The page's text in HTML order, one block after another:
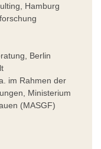
Hamburg
Berlin
im Rahmen der
Ministerium
(MASGF)